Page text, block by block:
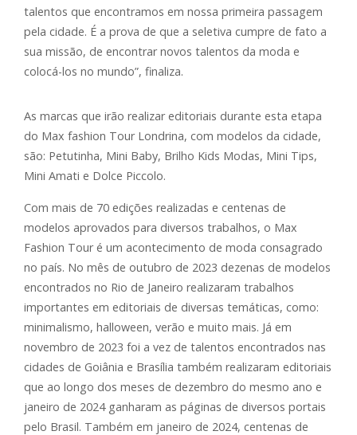
talentos que encontramos em nossa primeira passagem
pela cidade. É a prova de que a seletiva cumpre de fato a
sua missão, de encontrar novos talentos da moda e
colocá-los no mundo”, finaliza.
As marcas que irão realizar editoriais durante esta etapa
do Max fashion Tour Londrina, com modelos da cidade,
são: Petutinha, Mini Baby, Brilho Kids Modas, Mini Tips,
Mini Amati e Dolce Piccolo.
Com mais de 70 edições realizadas e centenas de
modelos aprovados para diversos trabalhos, o Max
Fashion Tour é um acontecimento de moda consagrado
no país. No mês de outubro de 2023 dezenas de modelos
encontrados no Rio de Janeiro realizaram trabalhos
importantes em editoriais de diversas temáticas, como:
minimalismo, halloween, verão e muito mais. Já em
novembro de 2023 foi a vez de talentos encontrados nas
cidades de Goiânia e Brasília também realizaram editoriais
que ao longo dos meses de dezembro do mesmo ano e
janeiro de 2024 ganharam as páginas de diversos portais
pelo Brasil. Também em janeiro de 2024, centenas de